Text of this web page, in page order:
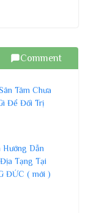
Comment
Tâm Chưa
Để Đối Trị
Dẫn
Tạng Tại
ĐỨC ( mới )